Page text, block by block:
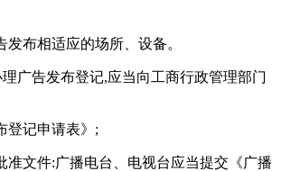
发布相适应的场所、设备。
广告发布登记,应当向工商行政管理部门
登记申请表》;
准文件:广播电台、电视台应当提交《广播